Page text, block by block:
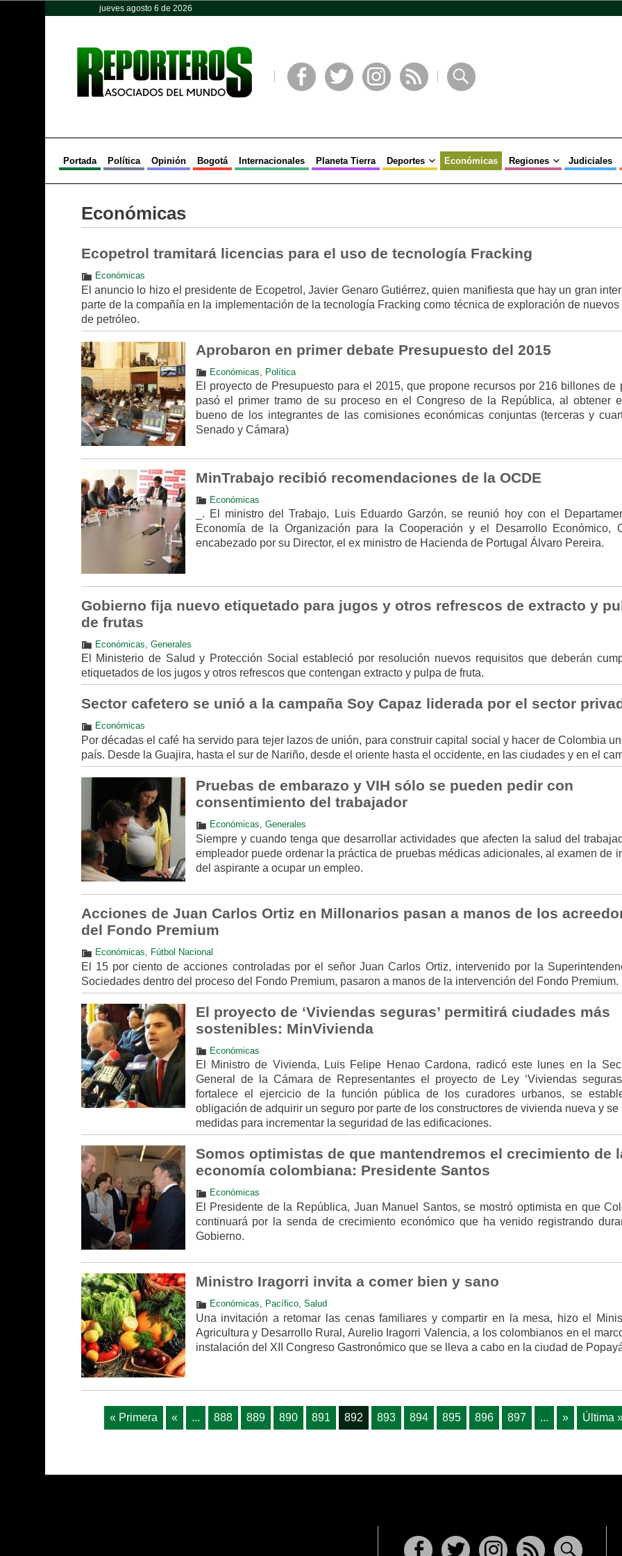
jueves agosto 6 de 2026
Portada Política Opinión Bogotá Internacionales Planeta Tierra Deportes Económicas Regiones Judiciales
Económicas
Ecopetrol tramitará licencias para el uso de tecnología Fracking
Económicas
El anuncio lo hizo el presidente de Ecopetrol, Javier Genaro Gutiérrez, quien manifiesta que hay un gran
parte de la compañía en la implementación de la tecnología Fracking como técnica de exploración de nuevos
de petróleo.
Aprobaron en primer debate Presupuesto del 2015
Económicas Política
El proyecto de Presupuesto para el 2015, que propone recursos por 216 billones de
pasó el primer tramo de su proceso en el Congreso de la República, al obtener
bueno de los integrantes de las comisiones económicas conjuntas (terceras y
Senado y Cámara)
MinTrabajo recibió recomendaciones de la OCDE
Económicas
_. El ministro del Trabajo, Luis Eduardo Garzón, se reunió hoy con el
Economía de la Organización para la Cooperación y el Desarrollo Económico,
encabezado por su Director, el ex ministro de Hacienda de Portugal Álvaro Pereira.
Gobierno fija nuevo etiquetado para jugos y otros refrescos de extracto y
de frutas
Económicas Generales
El Ministerio de Salud y Protección Social estableció por resolución nuevos requisitos que deberán
etiquetados de los jugos y otros refrescos que contengan extracto y pulpa de fruta.
Sector cafetero se unió a la campaña Soy Capaz liderada por el sector
Económicas
Por décadas el café ha servido para tejer lazos de unión, para construir capital social y hacer de Colombia
país. Desde la Guajira, hasta el sur de Nariño, desde el oriente hasta el occidente, en las ciudades y en el
Pruebas de embarazo y VIH sólo se pueden pedir con
consentimiento del trabajador
Económicas Generales
Siempre y cuando tenga que desarrollar actividades que afecten la salud del
empleador puede ordenar la práctica de pruebas médicas adicionales, al examen de
del aspirante a ocupar un empleo.
Acciones de Juan Carlos Ortiz en Millonarios pasan a manos de los
del Fondo Premium
Económicas Fútbol Nacional
El 15 por ciento de acciones controladas por el señor Juan Carlos Ortiz, intervenido por la
Sociedades dentro del proceso del Fondo Premium, pasaron a manos de la intervención del Fondo Premium.
El proyecto de ‘Viviendas seguras’ permitirá ciudades más
sostenibles: MinVivienda
Económicas
El Ministro de Vivienda, Luis Felipe Henao Cardona, radicó este lunes en la
General de la Cámara de Representantes el proyecto de Ley ‘Viviendas
fortalece el ejercicio de la función pública de los curadores urbanos, se
obligación de adquirir un seguro por parte de los constructores de vivienda nueva y se
medidas para incrementar la seguridad de las edificaciones.
Somos optimistas de que mantendremos el crecimiento de
economía colombiana: Presidente Santos
Económicas
El Presidente de la República, Juan Manuel Santos, se mostró optimista en que
continuará por la senda de crecimiento económico que ha venido registrando
Gobierno.
Ministro Iragorri invita a comer bien y sano
Económicas, Pacífico, Salud
Una invitación a retomar las cenas familiares y compartir en la mesa, hizo el
Agricultura y Desarrollo Rural, Aurelio Iragorri Valencia, a los colombianos en el
instalación del XII Congreso Gastronómico que se lleva a cabo en la ciudad de
« Primera « ... 888 889 890 891 892 893 894 895 896 897 ... » Última
Opinión Política